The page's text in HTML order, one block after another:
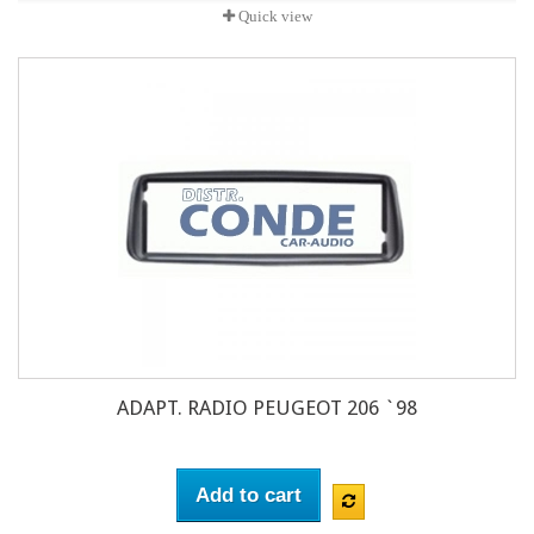
Quick view
ADAPT. RADIO PEUGEOT 206 `98
Add to cart